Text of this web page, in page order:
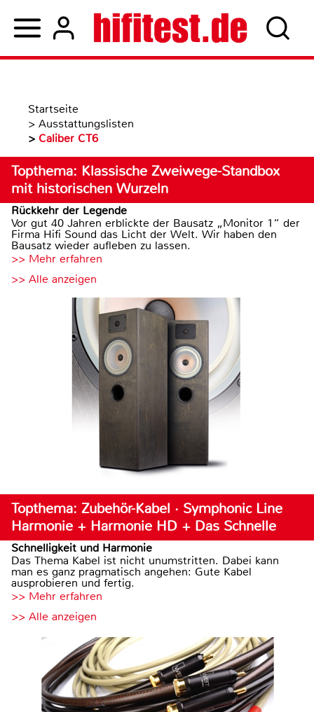
Startseite
> Ausstattungslisten
> Caliber CT6
Topthema: Klassische Zweiwege-Standbox
mit historischen Wurzeln
Rückkehr der Legende
Vor gut 40 Jahren erblickte der Bausatz „Monitor 1“ der
Firma Hifi Sound das Licht der Welt. Wir haben den
Bausatz wieder aufleben zu lassen.
>> Mehr erfahren
>> Alle anzeigen
Topthema: Zubehör-Kabel · Symphonic Line
Harmonie + Harmonie HD + Das Schnelle
Schnelligkeit und Harmonie
Das Thema Kabel ist nicht unumstritten. Dabei kann
man es ganz pragmatisch angehen: Gute Kabel
ausprobieren und fertig.
>> Mehr erfahren
>> Alle anzeigen